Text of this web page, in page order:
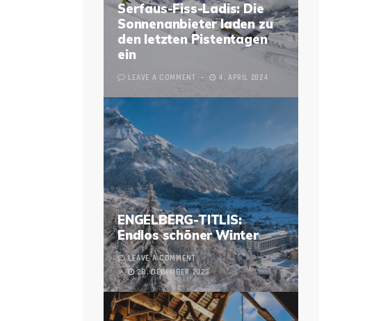
Serfaus-Fiss-Ladis: Die
Sonnenanbieter laden zu
den letzten Pistentagen
ein
LEAVE A COMMENT 4. APRIL 2024
ENGELBERG-TITLIS:
Endlos schöner Winter
LEAVE A COMMENT
28. DECEMBER 2023